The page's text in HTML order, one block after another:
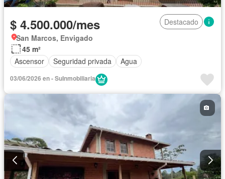
$ 4.500.000/mes
Destacado
San Marcos, Envigado
45 m²
Ascensor
Seguridad privada Agua
03/06/2026 en - SuInmobiliaria